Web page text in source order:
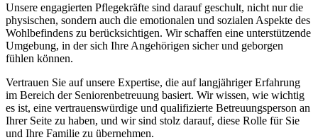
Unsere engagierten Pflegekräfte sind darauf geschult, nicht nur die
physischen, sondern auch die emotionalen und sozialen Aspekte des
Wohlbefindens zu berücksichtigen. Wir schaffen eine unterstützende
Umgebung, in der sich Ihre Angehörigen sicher und geborgen
fühlen können.
Vertrauen Sie auf unsere Expertise, die auf langjähriger Erfahrung
im Bereich der Seniorenbetreuung basiert. Wir wissen, wie wichtig
es ist, eine vertrauenswürdige und qualifizierte Betreuungsperson an
Ihrer Seite zu haben, und wir sind stolz darauf, diese Rolle für Sie
und Ihre Familie zu übernehmen.